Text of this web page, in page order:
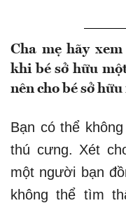
Cha mẹ hãy
khi bé sở hữu
nên cho bé sở
Bạn có thể
thú cưng. Xét
một người bạn
không thể tìm